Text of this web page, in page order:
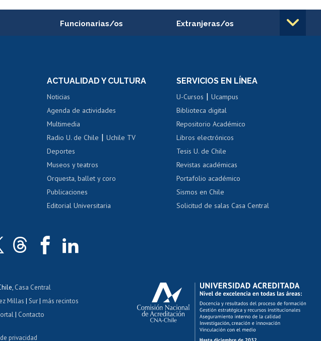
Funcionarias/os
Portal de movilidad interna
Certificado de renta
Certificado de renta
Extranjeras/os
Cursos de español
Acoso laboral, sexual y violencia Denuncias administrativas
ACTUALIDAD Y CULTURA
Noticias
Agenda de actividades
Multimedia
Radio U. de Chile |Uchile TV
Deportes
Museos y teatros
Orquesta, ballet y coro
Publicaciones
Editorial Universitaria
SERVICIOS EN LÍNEA
U-Cursos |Ucampus
Biblioteca digital
Repositorio Académico
Libros electrónicos
Tesis U. de Chile
Revistas académicas
Portafolio académico
Sismos en Chile
Solicitud de salas Casa Central
Casa Central
Millas | Sur| más recintos
| Contacto
privacidad